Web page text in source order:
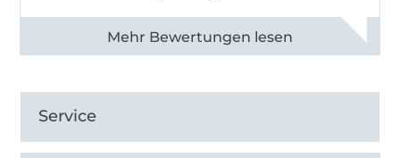
Alle 83031 Bewertungen ansehen
Service